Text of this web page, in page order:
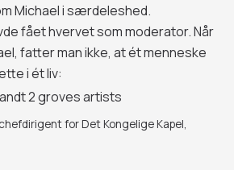
Michael i særdeleshed.
fået hvervet som moderator. Når
fatter man ikke, at ét menneske
i ét liv:
for Det Kongelige Kapel,